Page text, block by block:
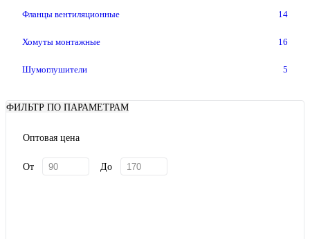
Фланцы вентиляционные 14
Хомуты монтажные 16
Шумоглушители 5
ФИЛЬТР ПО ПАРАМЕТРАМ
Оптовая цена
От До